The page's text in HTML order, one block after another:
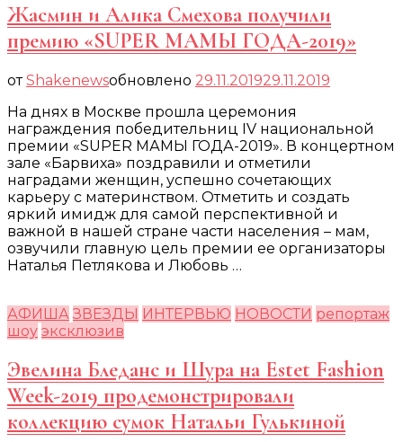
Жасмин и Алика Смехова получили
премию «SUPER МАМЫ ГОДА-2019»
отShakenewsобновлено 29.11.201929.11.2019
На днях в Москве прошла церемония
награждения победительниц IV национальной
премии «SUPER МАМЫ ГОДА-2019». В концертном
зале «Барвиха» поздравили и отметили
наградами женщин, успешно сочетающих
карьеру с материнством. Отметить и создать
яркий имидж для самой перспективной и
важной в нашей стране части населения – мам,
озвучили главную цель премии ее организаторы
Наталья Петлякова и Любовь …
АФИША ЗВЕЗДЫ ИНТЕРВЬЮ НОВОСТИ репортаж
шоу эксклюзив
Эвелина Бледанс и Шура на Estet Fashion
Week-2019 продемонстрировали
коллекцию сумок Натальи Гулькиной